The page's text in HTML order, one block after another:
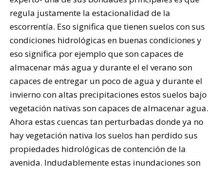
regula justamente la estacionalidad de la
escorrentía. Eso significa que tienen suelos con sus
condiciones hidrológicas en buenas condiciones y
eso significa por ejemplo que son capaces de
almacenar más agua y durante el el verano son
capaces de entregar un poco de agua y durante el
invierno con altas precipitaciones estos suelos bajo
vegetación nativas son capaces de almacenar agua.
Ahora estas cuencas tan perturbadas donde ya no
hay vegetación nativa los suelos han perdido sus
propiedades hidrológicas de contención de la
avenida. Indudablemente estas inundaciones son